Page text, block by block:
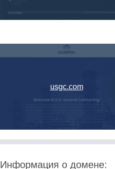
usgc.com
Информация о домене: